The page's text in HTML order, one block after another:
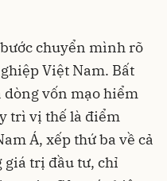
chuyển mình rõ
Việt Nam. Bất
vốn mạo hiểm
trì vị thế là điểm
Á, xếp thứ ba về cả
giá trị đầu tư, chỉ